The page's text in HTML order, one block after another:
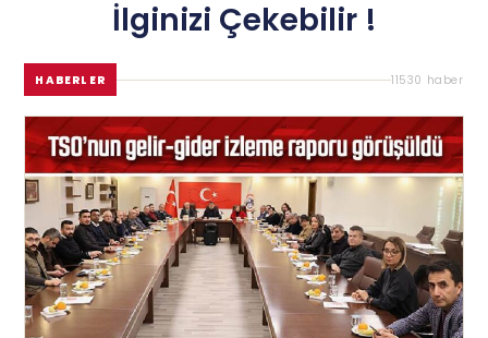
İlginizi Çekebilir !
HABERLER 11530 haber